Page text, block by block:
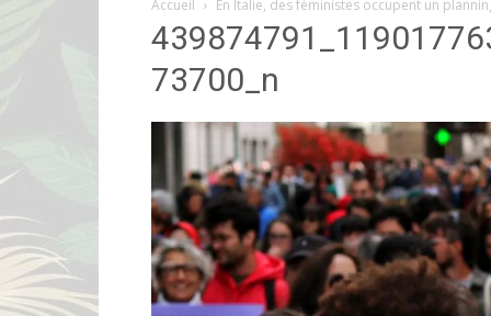
Accueil En Italie, des féministes occupent un
73700_n